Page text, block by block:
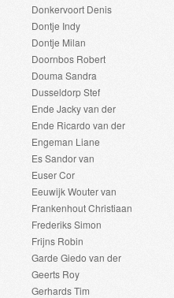
Donkervoort Denis
Dontje Indy
Dontje Milan
Doornbos Robert
Douma Sandra
Dusseldorp Stef
Ende Jacky van der
Ende Ricardo van der
Engeman Liane
Es Sandor van
Euser Cor
Eeuwijk Wouter van
Frankenhout Christiaan
Frederiks Simon
Frijns Robin
Garde Giedo van der
Geerts Roy
Gerhards Tim